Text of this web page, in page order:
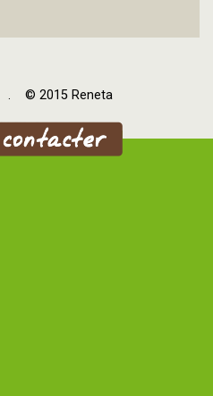
. © 2015 Reneta